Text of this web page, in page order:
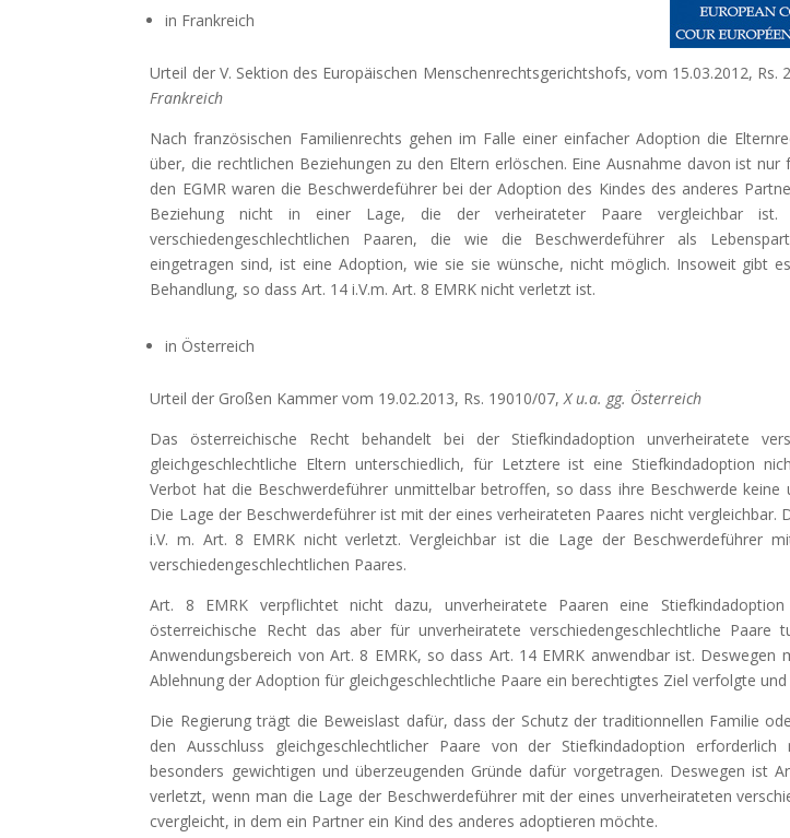
in Frankreich
Urteil der V. Sektion des Europäischen Menschenrechtsgerichtshofs, vom 15.03.2012, Rs.
Frankreich
Nach französischen Familienrechts gehen im Falle einer einfacher Adoption die
über, die rechtlichen Beziehungen zu den Eltern erlöschen. Eine Ausnahme davon ist nur
den EGMR waren die Beschwerdeführer bei der Adoption des Kindes des anderes
Beziehung nicht in einer Lage, die der verheirateter Paare vergleichbar ist.
verschiedengeschlechtlichen Paaren, die wie die Beschwerdeführer als
eingetragen sind, ist eine Adoption, wie sie sie wünsche, nicht möglich. Insoweit gibt
Behandlung, so dass Art. 14 i.V.m. Art. 8 EMRK nicht verletzt ist.
in Österreich
Urteil der Großen Kammer vom 19.02.2013, Rs. 19010/07,X u.a. gg. Österreich
Das österreichische Recht behandelt bei der Stiefkindadoption unverheiratete
gleichgeschlechtliche Eltern unterschiedlich, für Letztere ist eine Stiefkindadoption
Verbot hat die Beschwerdeführer unmittelbar betroffen, so dass ihre Beschwerde keine
Die Lage der Beschwerdeführer ist mit der eines verheirateten Paares nicht vergleichbar.
i.V. m. Art. 8 EMRK nicht verletzt. Vergleichbar ist die Lage der Beschwerdeführer
verschiedengeschlechtlichen Paares.
Art. 8 EMRK verpflichtet nicht dazu, unverheiratete Paaren eine
österreichische Recht das aber für unverheiratete verschiedengeschlechtliche
Anwendungsbereich von Art. 8 EMRK, so dass Art. 14 EMRK anwendbar ist. Deswegen
Ablehnung der Adoption für gleichgeschlechtliche Paare ein berechtigtes Ziel verfolgte
Die Regierung trägt die Beweislast dafür, dass der Schutz der traditionnellen Familie
den Ausschluss gleichgeschlechtlicher Paare von der Stiefkindadoption
besonders gewichtigen und überzeugenden Gründe dafür vorgetragen. Deswegen ist
verletzt, wenn man die Lage der Beschwerdeführer mit der eines unverheirateten
cvergleicht, in dem ein Partner ein Kind des anderes adoptieren möchte.